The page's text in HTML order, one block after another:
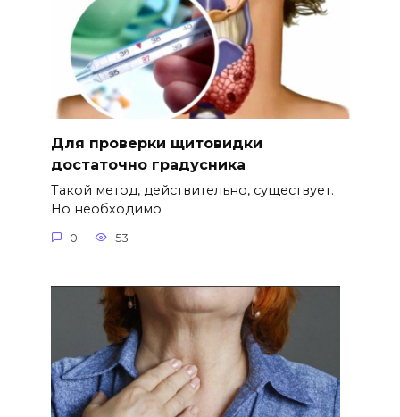
Для проверки щитовидки
достаточно градусника
Такой метод, действительно, существует.
Но необходимо
0 53